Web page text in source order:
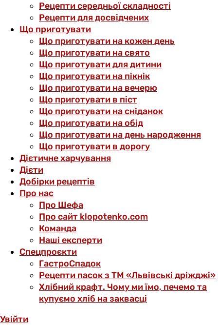
Рецепти середньої складності
Рецепти для досвідчених
Що приготувати
Що приготувати на кожен день
Що приготувати на свято
Що приготувати для дитини
Що приготувати на пікнік
Що приготувати на вечерю
Що приготувати в піст
Що приготувати на сніданок
Що приготувати на обід
Що приготувати на день народження
Що приготувати в дорогу
Дієтичне харчування
Дієти
Добірки рецептів
Про нас
Про Шефа
Про сайт klopotenko.com
Команда
Наші експерти
Спецпроєкти
ГастроСпадок
Рецепти пасок з ТМ «Львівські дріжджі»
Хлібний крафт. Чому ми їмо, печемо та
купуємо хліб на заквасці
Увійти